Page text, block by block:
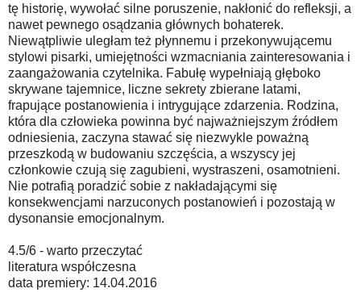
tę historię, wywołać silne poruszenie, nakłonić do refleksji, a
nawet pewnego osądzania głównych bohaterek.
Niewątpliwie uległam też płynnemu i przekonywującemu
stylowi pisarki, umiejętności wzmacniania zainteresowania i
zaangażowania czytelnika. Fabułę wypełniają głęboko
skrywane tajemnice, liczne sekrety zbierane latami,
frapujące postanowienia i intrygujące zdarzenia. Rodzina,
która dla człowieka powinna być najważniejszym źródłem
odniesienia, zaczyna stawać się niezwykle poważną
przeszkodą w budowaniu szczęścia, a wszyscy jej
członkowie czują się zagubieni, wystraszeni, osamotnieni.
Nie potrafią poradzić sobie z nakładającymi się
konsekwencjami narzuconych postanowień i pozostają w
dysonansie emocjonalnym.
4.5/6 - warto przeczytać
literatura współczesna
data premiery: 14.04.2016